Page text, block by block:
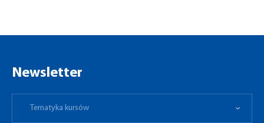
Newsletter
Tematyka kursów